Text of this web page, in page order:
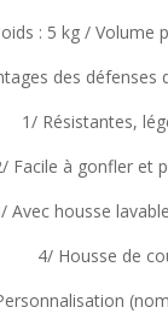
: 5 kg / Volume
des défenses
1/ Résistantes,
Facile à gonfler et
Avec housse
4/ Housse de